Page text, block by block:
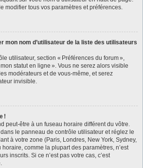
modifier tous vos paramètres et préférences.
mon nom d’utilisateur de la liste des utilisateurs
utilisateur, section « Préférences du forum »,
statut en ligne ». Vous ne serez alors visible
modérateurs et de vous-même, et serez
invisible.
!
peut-être à un fuseau horaire différent du vôtre.
le panneau de contrôle utilisateur et réglez le
à votre zone (Paris, Londres, New York, Sydney,
comme la plupart des paramètres, n’est
inscrits. Si ce n’est pas votre cas, c’est